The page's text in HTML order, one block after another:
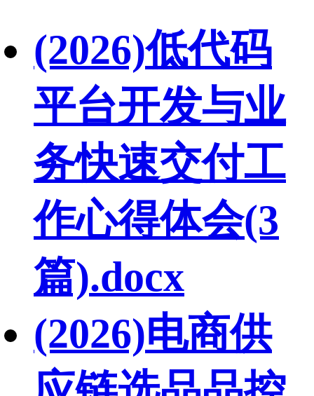
(2026)低代码
平台开发与业
务快速交付工
作心得体会(3
篇).docx
(2026)电商供